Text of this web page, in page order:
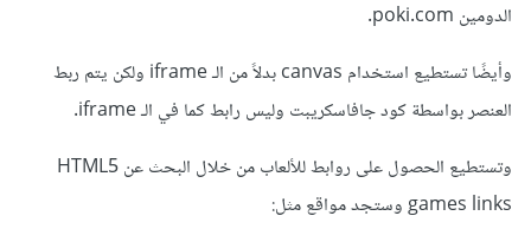
الدومين poki.com.
وأيضًا تستطيع استخدام canvas بدلاً من الـ iframe ولكن يتم ربط
العنصر بواسطة كود جافاسكريبت وليس رابط كما في الـ iframe.
وتستطيع الحصول على روابط للألعاب من خلال البحث عن HTML5
games links وستجد مواقع مثل: